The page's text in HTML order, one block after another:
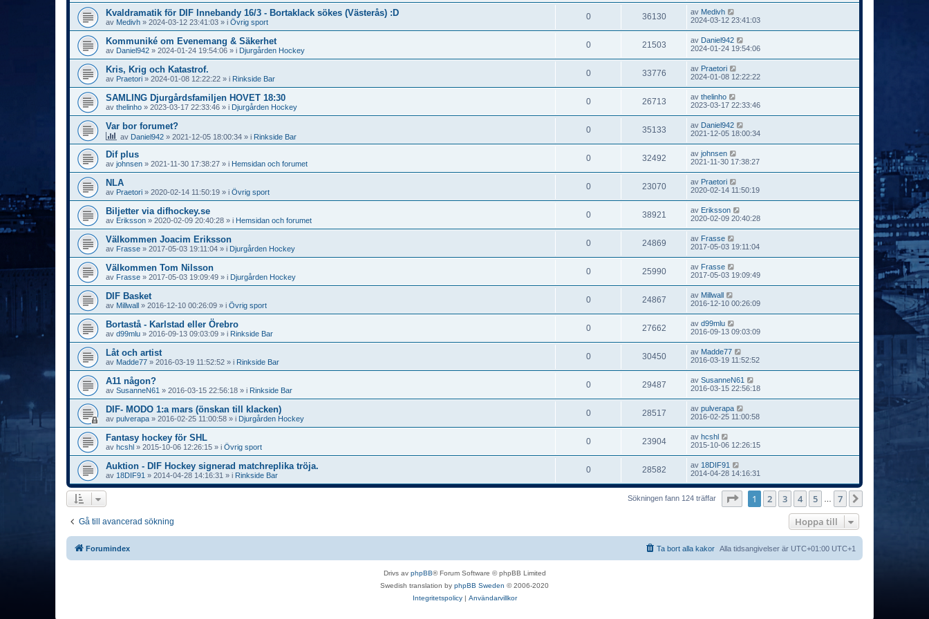
Kvaldramatik för DIF Innebandy 16/3 - Bortaklack sökes (Västerås) :D
av Medivh » 2024-03-12 23:41:03 » i Övrig sport
0 36130 av Medivh
2024-03-12 23:41:03
Kommuniké om Evenemang & Säkerhet
av Daniel942 » 2024-01-24 19:54:06 » i Djurgården Hockey
0 21503 av Daniel942
2024-01-24 19:54:06
Kris, Krig och Katastrof.
av Praetori » 2024-01-08 12:22:22 » i Rinkside Bar
0 33776 av Praetori
2024-01-08 12:22:22
SAMLING Djurgårdsfamiljen HOVET 18:30
av thelinho » 2023-03-17 22:33:46 » i Djurgården Hockey
0 26713 av thelinho
2023-03-17 22:33:46
Var bor forumet?
av Daniel942 » 2021-12-05 18:00:34 » i Rinkside Bar
0 35133 av Daniel942
2021-12-05 18:00:34
Dif plus
av johnsen » 2021-11-30 17:38:27 » i Hemsidan och forumet
0 32492 av johnsen
2021-11-30 17:38:27
NLA
av Praetori » 2020-02-14 11:50:19 » i Övrig sport
0 23070 av Praetori
2020-02-14 11:50:19
Biljetter via difhockey.se
av Eriksson » 2020-02-09 20:40:28 » i Hemsidan och forumet
0 38921 av Eriksson
2020-02-09 20:40:28
Välkommen Joacim Eriksson
av Frasse » 2017-05-03 19:11:04 » i Djurgården Hockey
0 24869 av Frasse
2017-05-03 19:11:04
Välkommen Tom Nilsson
av Frasse » 2017-05-03 19:09:49 » i Djurgården Hockey
0 25990 av Frasse
2017-05-03 19:09:49
DIF Basket
av Millwall » 2016-12-10 00:26:09 » i Övrig sport
0 24867 av Millwall
2016-12-10 00:26:09
Bortastå - Karlstad eller Örebro
av d99mlu » 2016-09-13 09:03:09 » i Rinkside Bar
0 27662 av d99mlu
2016-09-13 09:03:09
Låt och artist
av Madde77 » 2016-03-19 11:52:52 » i Rinkside Bar
0 30450 av Madde77
2016-03-19 11:52:52
A11 någon?
av SusanneN61 » 2016-03-15 22:56:18 » i Rinkside Bar
0 29487 av SusanneN61
2016-03-15 22:56:18
DIF- MODO 1:a mars (önskan till klacken)
av pulverapa » 2016-02-25 11:00:58 » i Djurgården Hockey
0 28517 av pulverapa
2016-02-25 11:00:58
Fantasy hockey för SHL
av hcshl » 2015-10-06 12:26:15 » i Övrig sport
0 23904 av hcshl
2015-10-06 12:26:15
Auktion - DIF Hockey signerad matchreplika tröja.
av 18DIF91 » 2014-04-28 14:16:31 » i Rinkside Bar
0 28582 av 18DIF91
2014-04-28 14:16:31
Sökningen fann 124 träffar Sida av 7
1 2 3 4 5 7
Gå till avancerad sökning Hoppa till
Forumindex Alla tidsangivelser är UTC+01:00 UTC+1
Ta bort alla kakor
Drivs av phpBB® Forum Software © phpBB Limited
Swedish translation by phpBB Sweden © 2006-2020
Integritetspolicy| Användarvillkor